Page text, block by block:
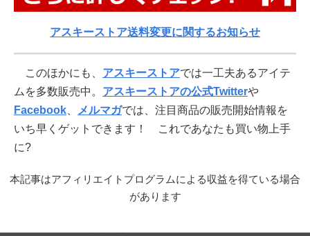
アスキーストア送料変更に関するお知らせ
このほかにも、 アスキーストアでは一工夫あるアイテ
ムを多数販売中。 アスキーストアの公式Twitterや
Facebook
メルマガでは、注目商品の販売開始情報を
いち早くゲットできます！ これであなたも買い物上手
に?
本記事はアフィリエイトプログラムによる収益を得ている場合
があります